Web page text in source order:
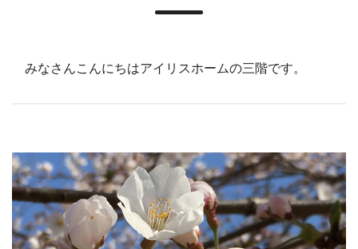
みなさんこんにちはアイリスホームの三階です。